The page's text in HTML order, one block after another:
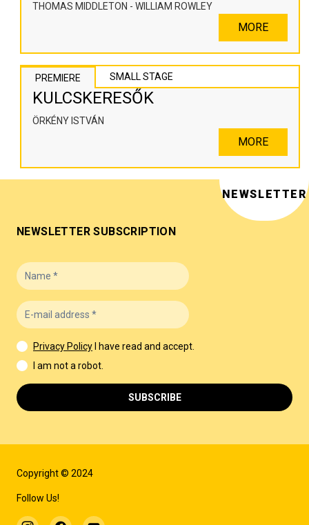
THOMAS MIDDLETON - WILLIAM ROWLEY
MORE
PREMIERE SMALL STAGE
KULCSKERESŐK
ÖRKÉNY ISTVÁN
MORE
Copyright © 2024
Follow Us!
NEWSLETTER
NEWSLETTER SUBSCRIPTION
Privacy Policy
I have read and accept.
I am not a robot.
SUBSCRIBE